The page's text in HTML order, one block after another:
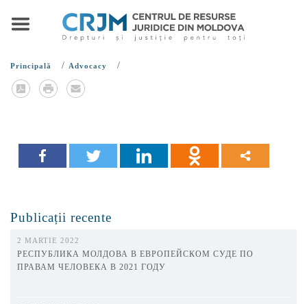
Principală / Advocacy /
Publicații recente
2 MARTIE 2022
РЕСПУБЛИКА МОЛДОВА В ЕВРОПЕЙСКОМ СУДЕ ПО
ПРАВАМ ЧЕЛОВЕКА В 2021 ГОДУ